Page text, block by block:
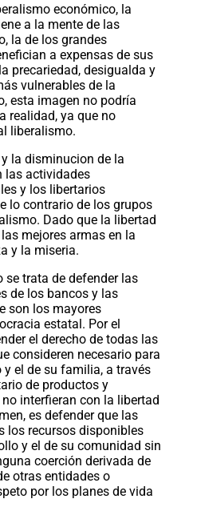
económico, la
a la mente de las
la de los grandes
a expensas de sus
precariedad, desigualda y
vulnerables de la
esta imagen no podría
realidad, ya que no
liberalismo.
la disminucion de la
las actividades
y los libertarios
lo contrario de los grupos
Dado que la libertad
mejores armas en la
y la miseria.
se trata de defender las
de los bancos y las
son los mayores
estatal. Por el
el derecho de todas las
consideren necesario para
el de su familia, a través
de productos y
interfieran con la libertad
es defender que las
los recursos disponibles
y el de su comunidad sin
coerción derivada de
otras entidades o
por los planes de vida